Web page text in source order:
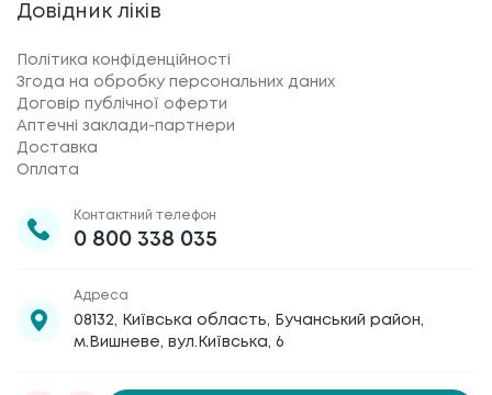
Довідник ліків
Політика конфіденційності
Згода на обробку персональних даних
Договір публічної оферти
Аптечні заклади-партнери
Доставка
Оплата
Контактний телефон
0 800 338 035
Адреса
08132, Київська область, Бучанський район,
м.Вишневе, вул.Київська, 6